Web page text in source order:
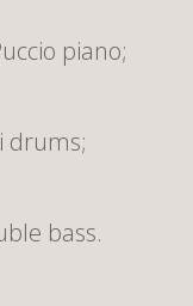
piano;
drums;
bass.